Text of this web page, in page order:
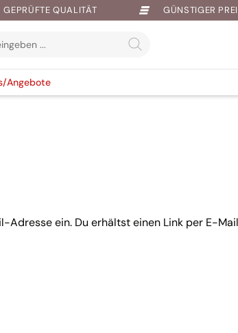
GEPRÜFTE QUALITÄT GÜNSTIGER
Angebote
ein. Du erhältst einen Link per E-